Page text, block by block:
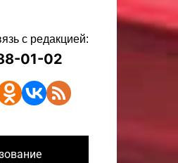
с редакцией:
01-02